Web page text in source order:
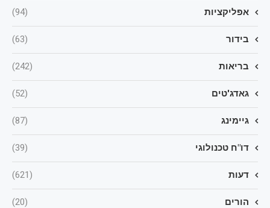
אפליקציות (94)
בידור (63)
בריאות (242)
גאדג'טים (52)
גיימינג (87)
דו"ח טכנולוגי (39)
דעות (621)
הורים (20)